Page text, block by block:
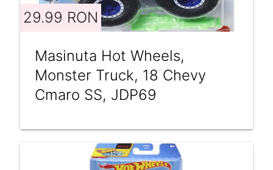
29.99 RON
Masinuta Hot Wheels,
Monster Truck, 18 Chevy
Cmaro SS, JDP69